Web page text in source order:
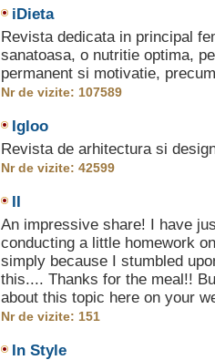
iDieta
Revista dedicata in principal
sanatoasa, o nutritie optima,
permanent si motivatie,
Nr de vizite: 107589
Igloo
Revista de arhitectura si
Nr de vizite: 42599
II
An impressive share! I have
conducting a little homework
simply because I stumbled
this.... Thanks for the meal!!
about this topic here on your
Nr de vizite: 151
In Style